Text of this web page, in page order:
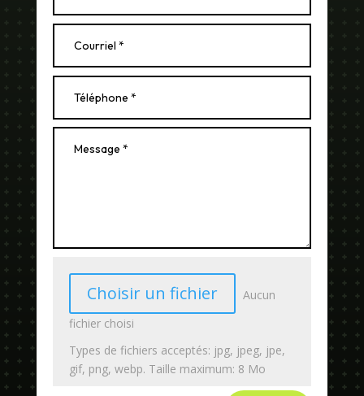
Choisir un fichier
Aucun
fichier choisi
Types de fichiers acceptés: jpg, jpeg, jpe,
gif, png, webp. Taille maximum: 8 Mo